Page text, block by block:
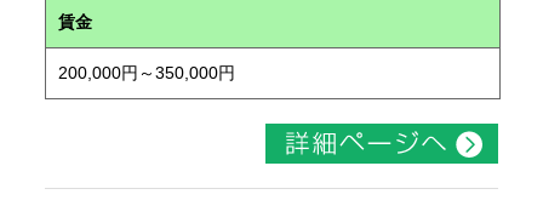
賃金
200,000円～350,000円